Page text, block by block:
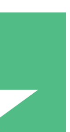
Sans